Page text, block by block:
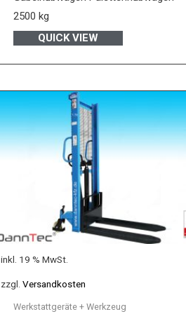
2500 kg
QUICK VIEW
inkl. 19 % MwSt.
zzgl.Versandkosten
Werkstattgeräte + Werkzeug